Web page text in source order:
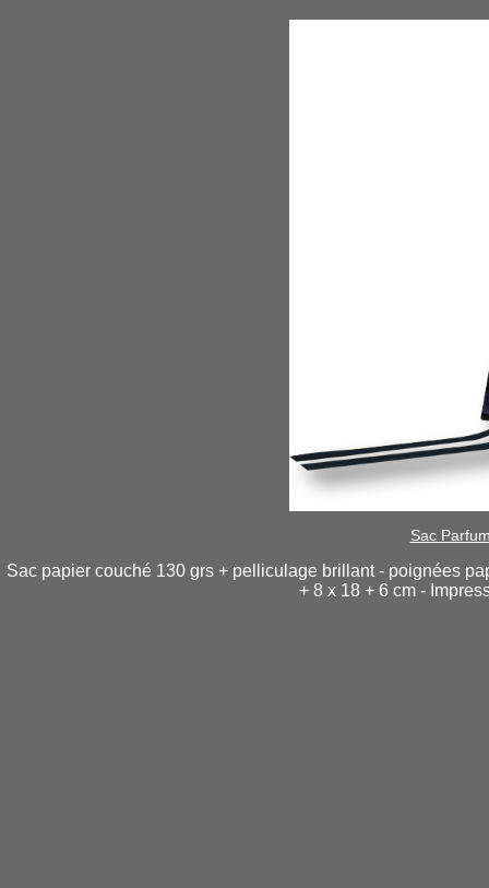
Sac
Sac papier couché 130 grs + pelliculage brillant - poignées
+ 8 x 18 + 6 cm -